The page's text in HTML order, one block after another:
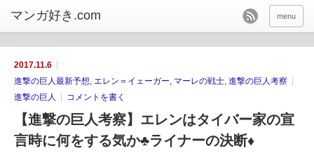
menu
2017.11.6
進撃の巨人最新予想, エレン＝イェーガー, マーレの戦士, 進撃の巨人考察
進撃の巨人
コメントを書く
【進撃の巨人考察】エレンはタイバー家の宣
言時に何をする気か♣ライナーの決断♦